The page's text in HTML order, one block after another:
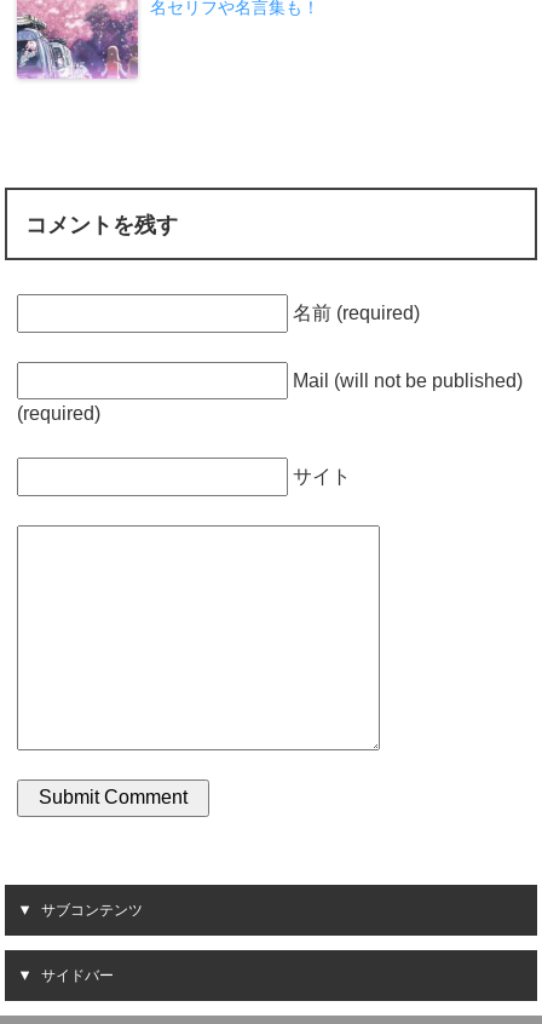
名セリフや名言集も！
コメントを残す
名前 (required)
Mail (will not be published)
(required)
サイト
サブコンテンツ
サイドバー